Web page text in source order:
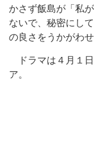
かさず飯島が「私
ないで、秘密にし
の良さをうかがわせ
ドラマは４月１
ア。